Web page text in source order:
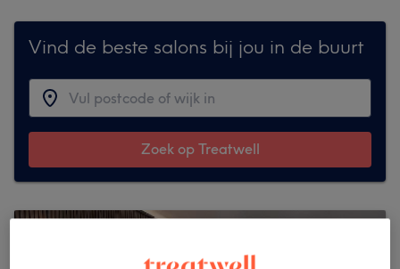
Vind de beste salons bij jou in de buurt
Zoek op Treatwell